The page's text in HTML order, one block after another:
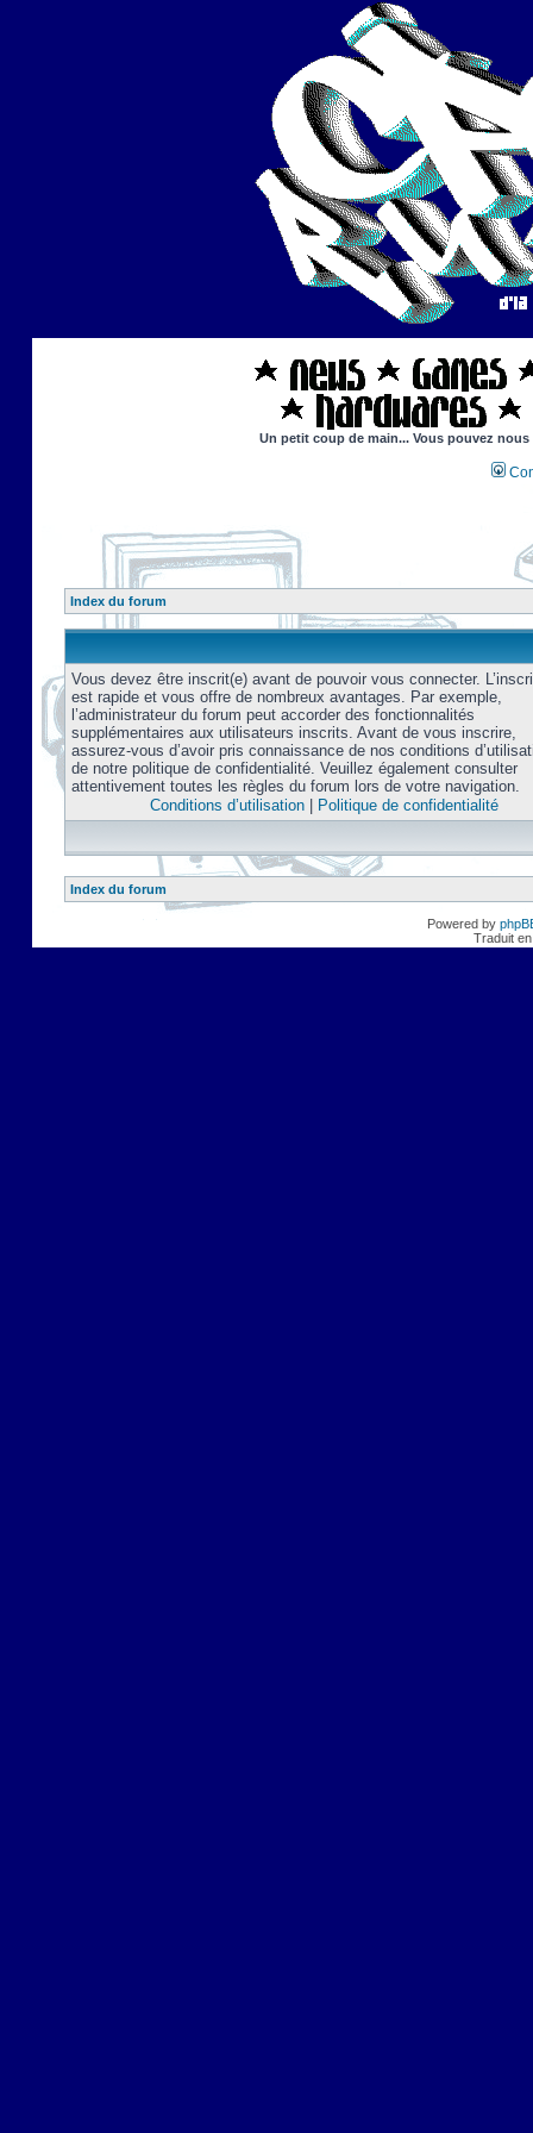
Un petit coup de main... Vous pouvez
Index du forum
Vous devez être inscrit(e) avant de pouvoir vous connecter.
est rapide et vous offre de nombreux avantages. Par exemple,
l’administrateur du forum peut accorder des fonctionnalités
supplémentaires aux utilisateurs inscrits. Avant de vous inscrire,
assurez-vous d’avoir pris connaissance de nos conditions
de notre politique de confidentialité. Veuillez également consulter
attentivement toutes les règles du forum lors de votre navigation.
Conditions d’utilisation| Politique de confidentialité
Index du forum
Powered by
Traduit